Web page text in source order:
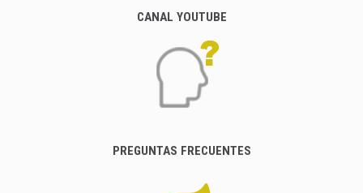
CANAL YOUTUBE
PREGUNTAS FRECUENTES